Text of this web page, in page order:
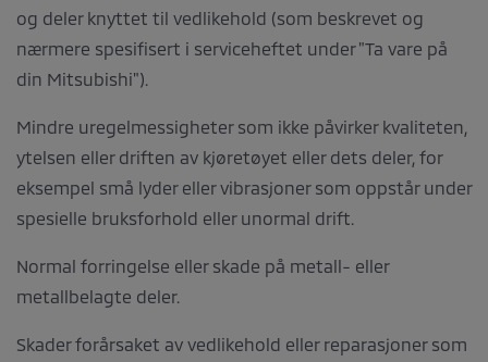
og deler knyttet til vedlikehold (som beskrevet og
nærmere spesifisert i serviceheftet under "Ta vare på
din Mitsubishi").
Mindre uregelmessigheter som ikke påvirker kvaliteten,
ytelsen eller driften av kjøretøyet eller dets deler, for
eksempel små lyder eller vibrasjoner som oppstår under
spesielle bruksforhold eller unormal drift.
Normal forringelse eller skade på metall- eller
metallbelagte deler.
Skader forårsaket av vedlikehold eller reparasjoner som